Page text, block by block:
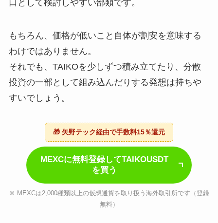
口として検討しやすい部類です。
もちろん、価格が低いこと自体が割安を意味する
わけではありません。
それでも、TAIKOを少しずつ積み立てたり、分散
投資の一部として組み込んだりする発想は持ちや
すいでしょう。
🎁 矢野テック経由で手数料15％還元
MEXCに無料登録してTAIKOUSDT
を買う
※ MEXCは2,000種類以上の仮想通貨を取り扱う海外取引所です（登録
無料）